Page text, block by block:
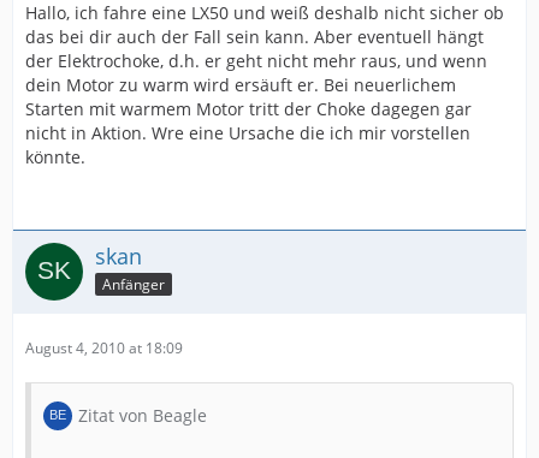
Hallo, ich fahre eine LX50 und weiß deshalb nicht sicher ob
das bei dir auch der Fall sein kann. Aber eventuell hängt
der Elektrochoke, d.h. er geht nicht mehr raus, und wenn
dein Motor zu warm wird ersäuft er. Bei neuerlichem
Starten mit warmem Motor tritt der Choke dagegen gar
nicht in Aktion. Wre eine Ursache die ich mir vorstellen
könnte.
skan
Anfänger
August 4, 2010 at 18:09
Zitat von Beagle